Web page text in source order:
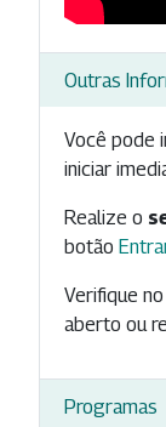
Outras
Você pode
iniciar
Realize o
botão
Verifique
aberto ou
Programas